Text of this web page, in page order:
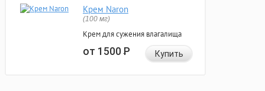
Крем Naron
(100 мг)
Крем для сужения влагалища
от 1500Р Купить